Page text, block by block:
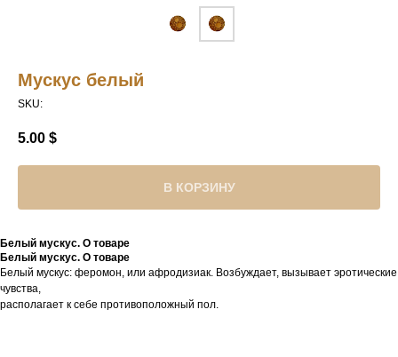
Мускус белый
SKU:
5.00 $
В КОРЗИНУ
Белый мускус. О товаре
Белый мускус. О товаре
Белый мускус: феромон, или афродизиак. Возбуждает, вызывает эротические
чувства,
располагает к себе противоположный пол.